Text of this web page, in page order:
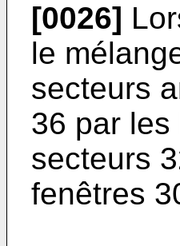
[0026]
le
secteurs
36 par
secteurs
fenêtres